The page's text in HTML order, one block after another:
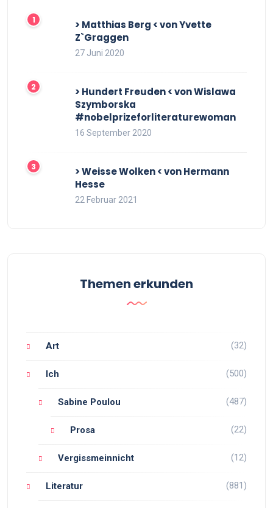
> Matthias Berg < von Yvette
Z`Graggen
27 Juni 2020
> Hundert Freuden < von Wislawa
Szymborska
#nobelprizeforliteraturewoman
16 September 2020
> Weisse Wolken < von Hermann
Hesse
22 Februar 2021
Themen erkunden
Art (32)
Ich (500)
Sabine Poulou (487)
Prosa (22)
Vergissmeinnicht (12)
Literatur (881)